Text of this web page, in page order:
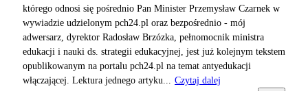
którego odnosi się pośrednio Pan Minister Przemysław Czarnek w
wywiadzie udzielonym pch24.pl oraz bezpośrednio - mój
adwersarz, dyrektor Radosław Brzózka, pełnomocnik ministra
edukacji i nauki ds. strategii edukacyjnej, jest już kolejnym tekstem
opublikowanym na portalu pch24.pl na temat antyedukacji
włączającej. Lektura jednego artyku...
Czytaj dalej